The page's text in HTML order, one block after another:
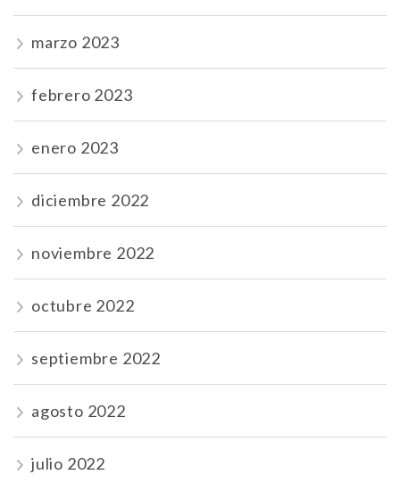
marzo 2023
febrero 2023
enero 2023
diciembre 2022
noviembre 2022
octubre 2022
septiembre 2022
agosto 2022
julio 2022